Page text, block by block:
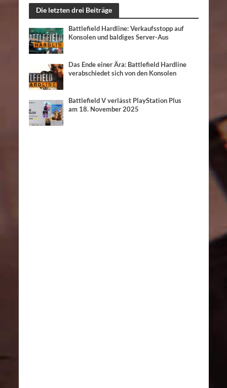
Die letzten drei Beiträge
Battlefield Hardline: Verkaufsstopp auf
Konsolen und baldiges Server-Aus
Das Ende einer Ära: Battlefield Hardline
verabschiedet sich von den Konsolen
Battlefield V verlässt PlayStation Plus
am 18. November 2025